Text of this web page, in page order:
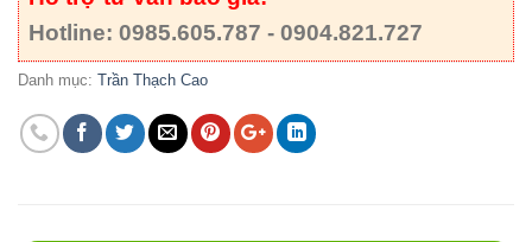
Hotline: 0985.605.787 - 0904.821.727
Danh mục: Trần Thạch Cao